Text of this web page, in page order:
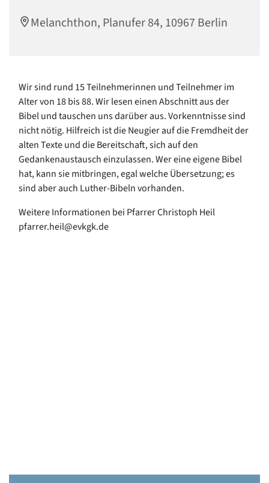
Melanchthon, Planufer 84, 10967 Berlin
Wir sind rund 15 Teilnehmerinnen und Teilnehmer im
Alter von 18 bis 88. Wir lesen einen Abschnitt aus der
Bibel und tauschen uns darüber aus. Vorkenntnisse sind
nicht nötig. Hilfreich ist die Neugier auf die Fremdheit der
alten Texte und die Bereitschaft, sich auf den
Gedankenaustausch einzulassen. Wer eine eigene Bibel
hat, kann sie mitbringen, egal welche Übersetzung; es
sind aber auch Luther-Bibeln vorhanden.
Weitere Informationen bei Pfarrer Christoph Heil
pfarrer.heil@evkgk.de